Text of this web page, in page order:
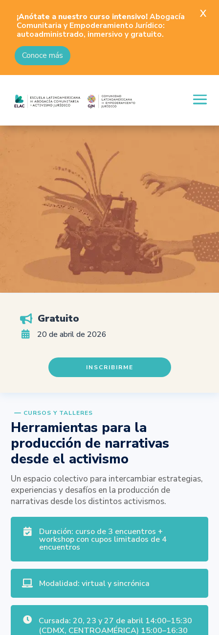
 Gratuito
 20 de abril de 2026
INSCRIBIRME
K CURSOS Y TALLERES
Herramientas para la
producción de narrativas
desde el activismo
Un espacio colectivo para intercambiar estrategias,
experiencias y desafíos en la producción de
narrativas desde los distintos activismos.
 Duración: curso de 3 encuentros +
workshop con cupos limitados de 4
encuentros
 Modalidad: virtual y sincrónica

Cursada: 20, 23 y 27 de abril 14:00–15:30
(CDMX, CENTROAMÉRICA) 15:00–16:30
¡Anótate a nuestro curso intensivo!Abogacía
Comunitaria y Empoderamiento Jurídico:
autoadministrado, inmersivo y gratuito.
Conoce más
X